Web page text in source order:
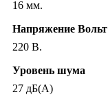
16 мм.
Напряжение Вольт
220 В.
Уровень шума
27 дБ(А)